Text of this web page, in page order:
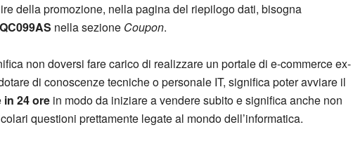
della promozione, nella pagina del riepilogo dati, bisogna
QC099AS nella sezione Coupon.
non doversi fare carico di realizzare un portale di e-commerce ex-
di conoscenze tecniche o personale IT, significa poter avviare il
in 24 ore in modo da iniziare a vendere subito e significa anche non
questioni prettamente legate al mondo dell’informatica.